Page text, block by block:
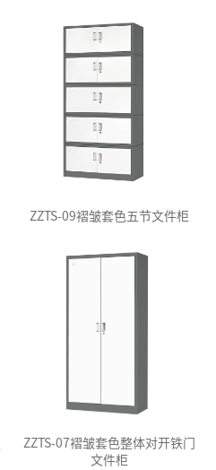
ZZTS-09褶皱套色五节文件柜
ZZTS-07褶皱套色整体对开铁门
文件柜